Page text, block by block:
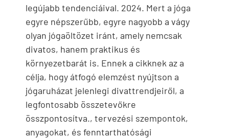
legújabb tendenciáival. 2024. Mert a jóga
egyre népszerűbb, egyre nagyobb a vágy
olyan jógaöltözet iránt, amely nemcsak
divatos, hanem praktikus és
környezetbarát is. Ennek a cikknek az a
célja, hogy átfogó elemzést nyújtson a
jógaruházat jelenlegi divattrendjeiről, a
legfontosabb összetevőkre
összpontosítva., tervezési szempontok,
anyagokat, és fenntarthatósági